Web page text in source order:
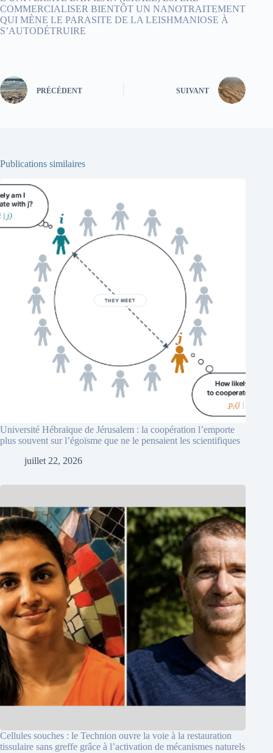
COMMERCIALISER BIENTÔT UN NANOTRAITEMENT
QUI MÈNE LE PARASITE DE LA LEISHMANIOSE À
S’AUTODÉTRUIRE
PRÉCÉDENT SUIVANT
Publications similaires
Université Hébraïque de Jérusalem : la coopération l’emporte
plus souvent sur l’égoïsme que ne le pensaient les scientifiques
juillet 22, 2026
Cellules souches : le Technion ouvre la voie à la restauration
tissulaire sans greffe grâce à l’activation de mécanismes naturels